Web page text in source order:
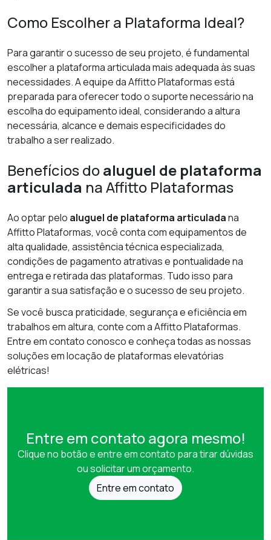
Como Escolher a Plataforma Ideal?
Para garantir o sucesso de seu projeto, é fundamental
escolher a plataforma articulada mais adequada às suas
necessidades. A equipe da Affitto Plataformas está
preparada para oferecer todo o suporte necessário na
escolha do equipamento ideal, considerando a altura
necessária, alcance e demais especificidades do
trabalho a ser realizado.
Benefícios doaluguel de plataforma
articulada na Affitto Plataformas
Ao optar pelo aluguel de plataforma articuladana
Affitto Plataformas, você conta com equipamentos de
alta qualidade, assistência técnica especializada,
condições de pagamento atrativas e pontualidade na
entrega e retirada das plataformas. Tudo isso para
garantir a sua satisfação e o sucesso de seu projeto.
Se você busca praticidade, segurança e eficiência em
trabalhos em altura, conte com a Affitto Plataformas.
Entre em contato conosco e conheça todas as nossas
soluções em locação de plataformas elevatórias
elétricas!
Entre em contato agora mesmo!
Clique no botão e entre em contato para tirar dúvidas
ou solicitar um orçamento.
Entre em contato